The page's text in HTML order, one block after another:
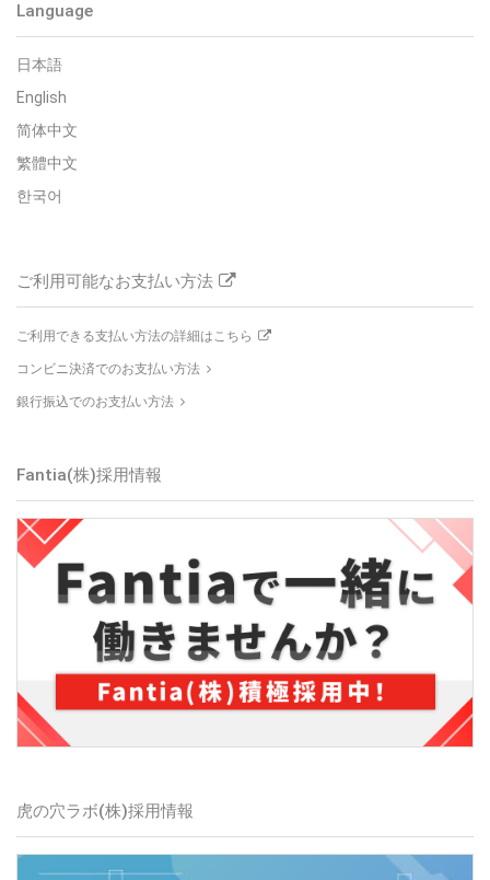
Language
日本語
English
简体中文
繁體中文
한국어
ご利用可能なお支払い方法
ご利用できる支払い方法の詳細はこちら
コンビニ決済でのお支払い方法
銀行振込でのお支払い方法
Fantia(株)採用情報
虎の穴ラボ(株)採用情報